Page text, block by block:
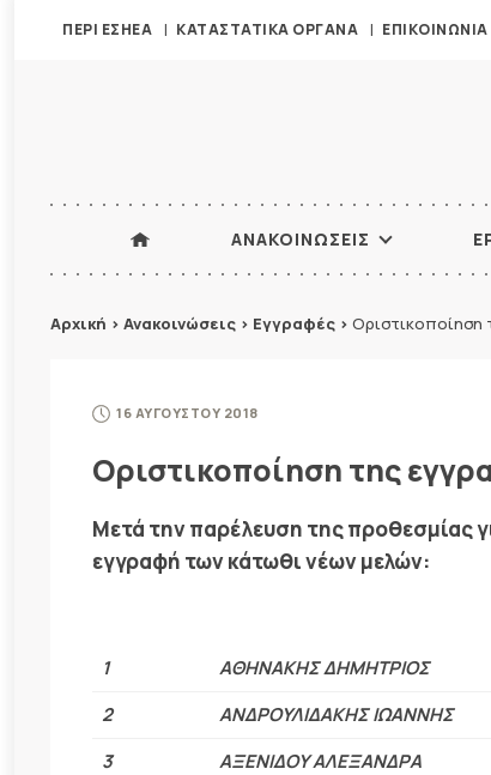
ΠΕΡΙ ΕΣΗΕΑ ΚΑΤΑΣΤΑΤΙΚΑ ΟΡΓΑΝΑ ΕΠΙΚΟΙΝΩΝΙΑ
ΑΝΑΚΟΙΝΩΣΕΙΣ
Αρχική > Ανακοινώσεις > Εγγραφές > Οριστικοποίηση
16 ΑΥΓΟΥΣΤΟΥ 2018
Οριστικοποίηση της
Μετά την παρέλευση της προθεσμίας
εγγραφή των κάτωθι νέων μελών:
1 ΑΘΗΝΑΚΗΣ ΔΗΜΗΤΡΙΟΣ
2
ΑΝΔΡΟΥΛΙΔΑΚΗΣ ΙΩΑΝΝΗΣ
3
ΑΞΕΝΙΔΟΥ ΑΛΕΞΑΝΔΡΑ